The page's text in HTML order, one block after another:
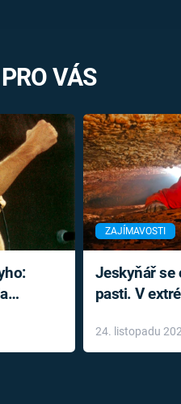
VÁS
ZAJÍMAVOSTI
Jeskyňář se
pasti. V
24. listopadu